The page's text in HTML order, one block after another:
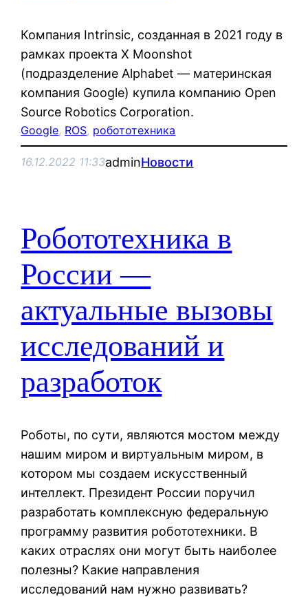
Компания Intrinsic, созданная в 2021 году в
рамках проекта X Moonshot
(подразделение Alphabet — материнская
компания Google) купила компанию Open
Source Robotics Corporation.
Google, ROS, робототехника
16.12.2022 11:33adminНовости
Робототехника в
России —
актуальные вызовы
исследований и
разработок
Роботы, по сути, являются мостом между
нашим миром и виртуальным миром, в
котором мы создаем искусственный
интеллект. Президент России поручил
разработать комплексную федеральную
программу развития робототехники. В
каких отраслях они могут быть наиболее
полезны? Какие направления
исследований нам нужно развивать?